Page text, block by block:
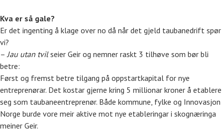
Kva er så gale?
Er det ingenting å klage over no då når det gjeld taubanedrift spør
vi?
–Jau utan tvilseier Geir og nemner raskt 3 tilhøve som bør bli
betre:
Først og fremst betre tilgang på oppstartkapital for nye
entreprenørar. Det kostar gjerne kring 5 millionar kroner å etablere
seg som taubaneentreprenør. Både kommune, fylke og Innovasjon
Norge burde vore meir aktive mot nye etableringar i skognæringa
meiner Geir.